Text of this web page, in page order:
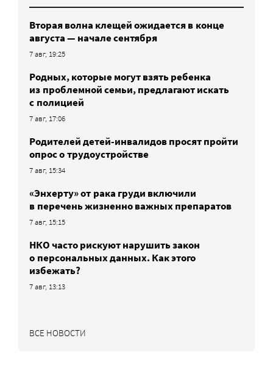
Вторая волна клещей ожидается в конце
августа — начале сентября
7 авг, 19:25
Родных, которые могут взять ребенка
из проблемной семьи, предлагают искать
с полицией
7 авг, 17:06
Родителей детей-инвалидов просят пройти
опрос о трудоустройстве
7 авг, 15:34
«Энхерту» от рака груди включили
в перечень жизненно важных препаратов
7 авг, 15:15
НКО часто рискуют нарушить закон
о персональных данных. Как этого
избежать?
7 авг, 13:13
ВСЕ НОВОСТИ